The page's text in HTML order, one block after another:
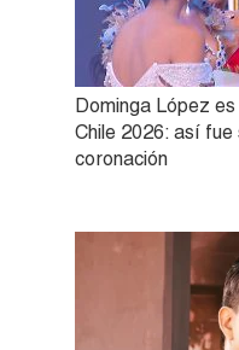
Dominga López
Chile 2026: así fue
coronación